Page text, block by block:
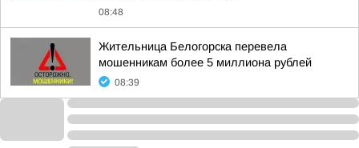
08:48
Жительница Белогорска перевела
мошенникам более 5 миллиона рублей
08:39